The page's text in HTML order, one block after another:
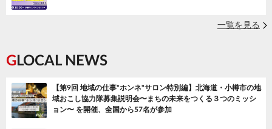
一覧を見る
GLOCAL NEWS
【第9回 地域の仕事"ホンネ"サロン特別編】北海道・小樽市の地
域おこし協力隊募集説明会〜まちの未来をつくる３つのミッシ
ョン〜 を開催、全国から57名が参加